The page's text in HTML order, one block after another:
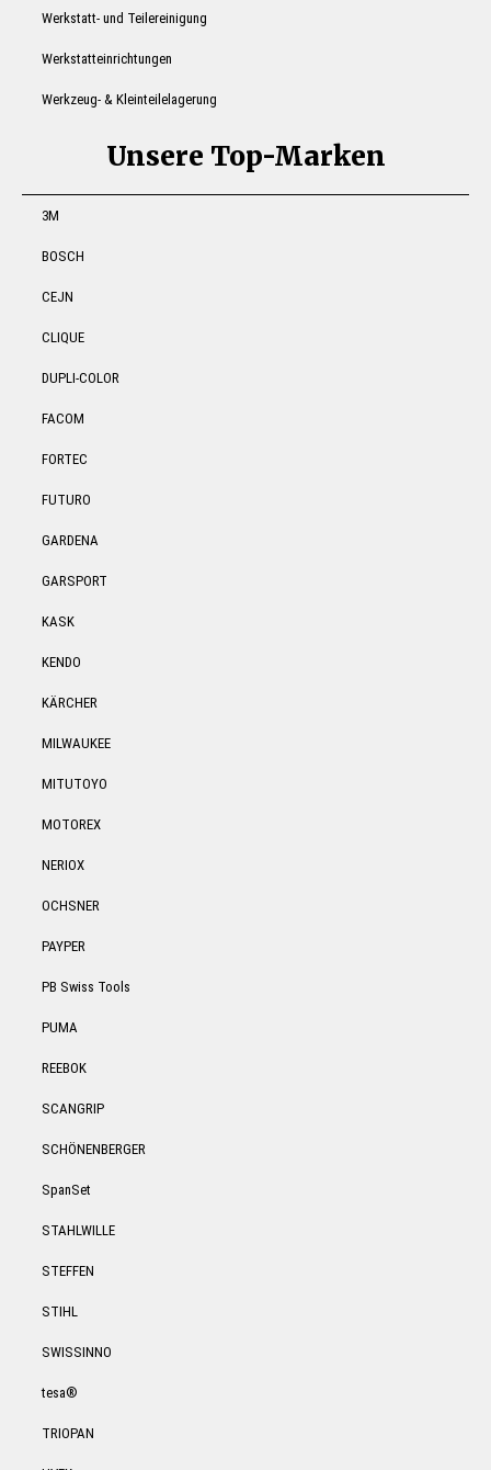
Werkstatt- und Teilereinigung
Werkstatteinrichtungen
Werkzeug- & Kleinteilelagerung
Unsere Top-Marken
3M
BOSCH
CEJN
CLIQUE
DUPLI-COLOR
FACOM
FORTEC
FUTURO
GARDENA
GARSPORT
KASK
KENDO
KÄRCHER
MILWAUKEE
MITUTOYO
MOTOREX
NERIOX
OCHSNER
PAYPER
PB Swiss Tools
PUMA
REEBOK
SCANGRIP
SCHÖNENBERGER
SpanSet
STAHLWILLE
STEFFEN
STIHL
SWISSINNO
tesa®
TRIOPAN